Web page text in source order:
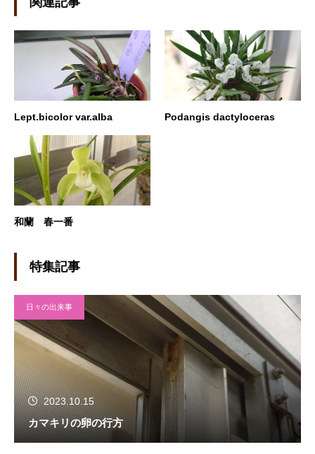
Lept.bicolor var.alba Podangis dactyloceras
和蘭 春一番
特集記事
日々の出来事
2023.10.15
カマキリの卵の行方